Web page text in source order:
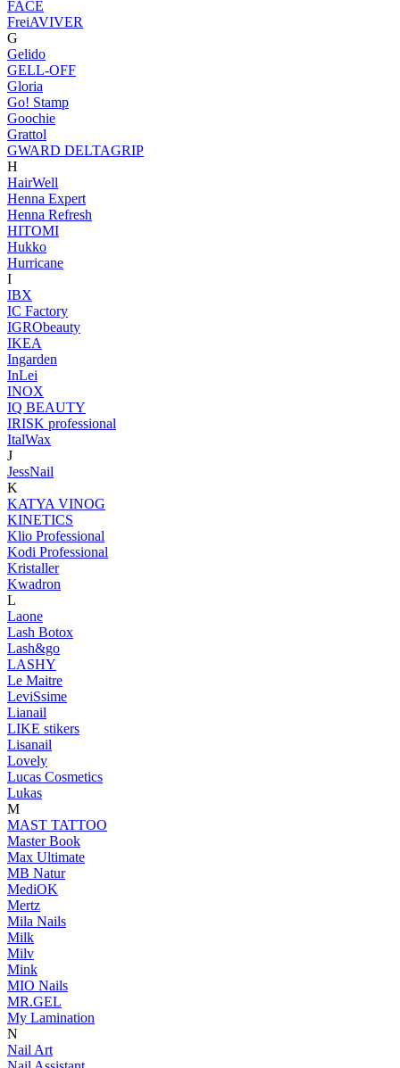
FACE
FreiAVIVER
G
Gelido
GELL-OFF
Gloria
Go! Stamp
Goochie
Grattol
GWARD DELTAGRIP
H
HairWell
Henna Expert
Henna Refresh
HITOMI
Hukko
Hurricane
I
IBX
IC Factory
IGRObeauty
IKEA
Ingarden
InLei
INOX
IQ BEAUTY
IRISK professional
ItalWax
J
JessNail
K
KATYA VINOG
KINETICS
Klio Professional
Kodi Professional
Kristaller
Kwadron
L
Laone
Lash Botox
Lash&go
LASHY
Le Maitre
LeviSsime
Lianail
LIKE stikers
Lisanail
Lovely
Lucas Cosmetics
Lukas
M
MAST TATTOO
Master Book
Max Ultimate
MB Natur
MediOK
Mertz
Mila Nails
Milk
Milv
Mink
MIO Nails
MR.GEL
My Lamination
N
Nail Art